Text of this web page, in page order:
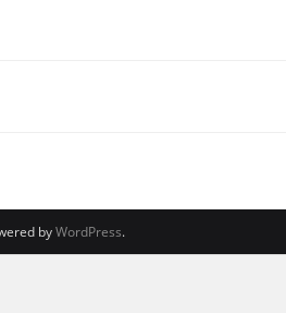
byWordPress.